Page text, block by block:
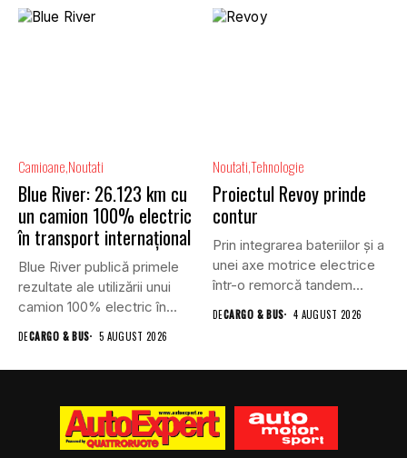
Camioane Noutati
Blue River: 26.123 km cu
un camion 100% electric
în transport internațional
Blue River publică primele
rezultate ale utilizării unui
camion 100% electric în...
DECARGO & BUS 5 AUGUST 2026
NoutatiTehnologie
Proiectul Revoy prinde
contur
Prin integrarea bateriilor și a
unei axe motrice electrice
într-o remorcă tandem...
DECARGO & BUS 4 AUGUST 2026